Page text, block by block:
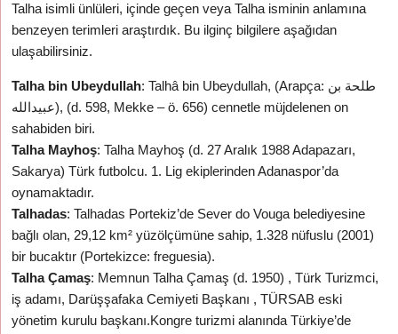
Talha isimli ünlüleri, içinde geçen veya Talha isminin anlamına
benzeyen terimleri araştırdık. Bu ilginç bilgilere aşağıdan
ulaşabilirsiniz.
Talha bin Ubeydullah: Talhâ bin Ubeydullah, (Arapça: طلحة بن
عبيدالله‎), (d. 598, Mekke – ö. 656) cennetle müjdelenen on
sahabiden biri.
Talha Mayhoş: Talha Mayhoş (d. 27 Aralık 1988 Adapazarı,
Sakarya) Türk futbolcu. 1. Lig ekiplerinden Adanaspor’da
oynamaktadır.
Talhadas: Talhadas Portekiz’de Sever do Vouga belediyesine
bağlı olan, 29,12 km² yüzölçümüne sahip, 1.328 nüfuslu (2001)
bir bucaktır (Portekizce: freguesia).
Talha Çamaş: Memnun Talha Çamaş (d. 1950) , Türk Turizmci,
iş adamı, Darüşşafaka Cemiyeti Başkanı , TÜRSAB eski
yönetim kurulu başkanı.Kongre turizmi alanında Türkiye’de